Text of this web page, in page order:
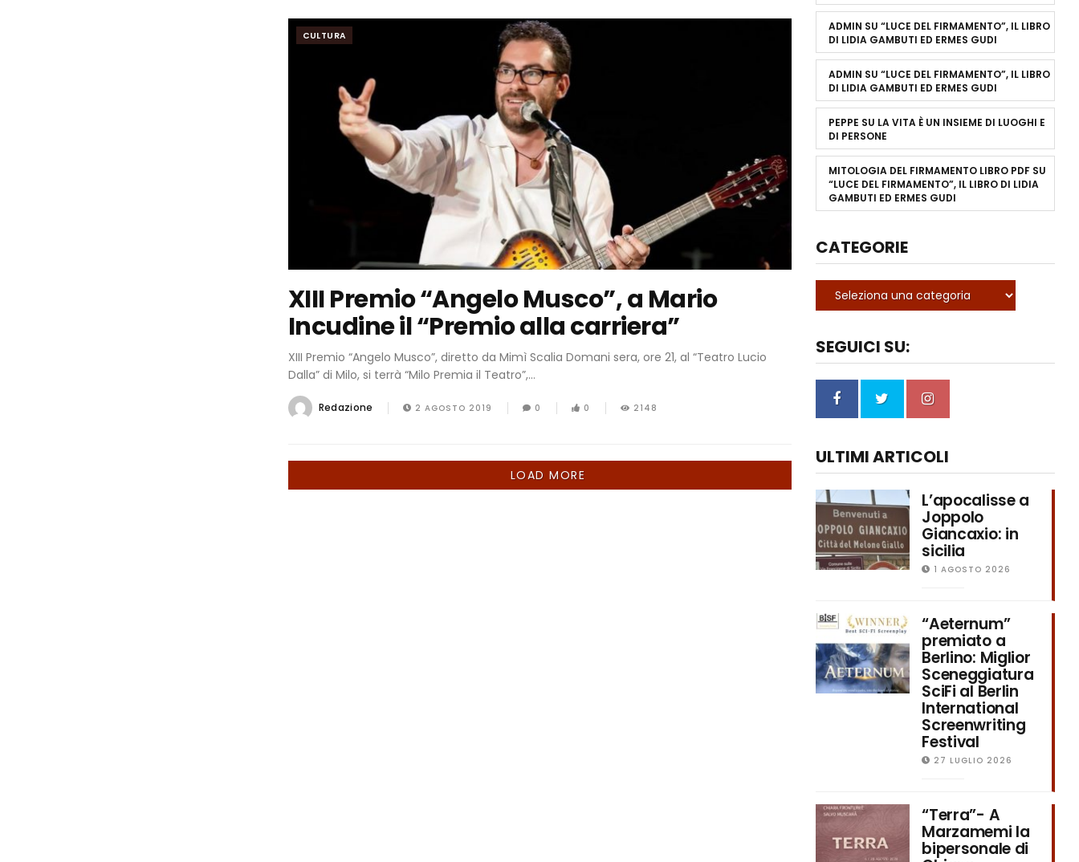
CULTURA
XIII Premio “Angelo Musco”, a Mario
Incudine il “Premio alla carriera”
XIII Premio “Angelo Musco”, diretto da Mimì Scalia Domani sera, ore 21, al “Teatro Lucio
Dalla” di Milo, si terrà “Milo Premia il Teatro”,...
Redazione 2 AGOSTO 2019 0 0 2148
LOAD MORE
ADMIN SU “LUCE DEL FIRMAMENTO”, IL LIBRO
DI LIDIA GAMBUTI ED ERMES GUDI
ADMIN SU “LUCE DEL FIRMAMENTO”, IL LIBRO
DI LIDIA GAMBUTI ED ERMES GUDI
PEPPE SU LA VITA È UN INSIEME DI LUOGHI E
DI PERSONE
MITOLOGIA DEL FIRMAMENTO LIBRO PDFSU
“LUCE DEL FIRMAMENTO”, IL LIBRO DI LIDIA
GAMBUTI ED ERMES GUDI
CATEGORIE
SEGUICI SU:
ULTIMI ARTICOLI
L’apocalisse a
Joppolo
Giancaxio: in
sicilia
1 AGOSTO 2026
“Aeternum”
premiato a
Berlino: Miglior
Sceneggiatura
SciFi al Berlin
International
Screenwriting
Festival
27 LUGLIO 2026
“Terra”- A
Marzamemi la
bipersonale di